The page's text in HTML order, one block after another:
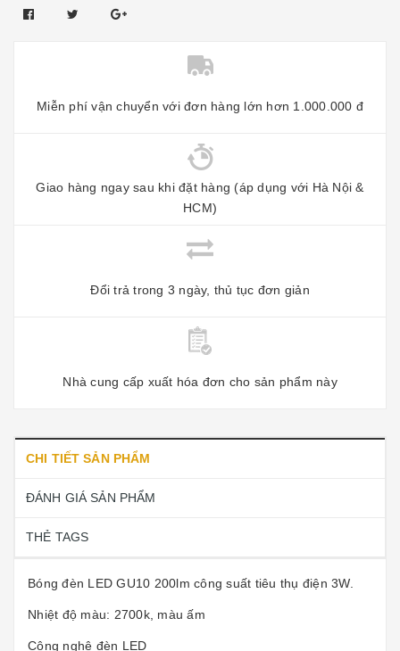
Miễn phí vận chuyển với đơn hàng lớn hơn 1.000.000 đ
Giao hàng ngay sau khi đặt hàng (áp dụng với Hà Nội &
HCM)
Đổi trả trong 3 ngày, thủ tục đơn giản
Nhà cung cấp xuất hóa đơn cho sản phẩm này
CHI TIẾT SẢN PHẨM
ĐÁNH GIÁ SẢN PHẨM
THẺ TAGS
Bóng đèn LED GU10 200lm công suất tiêu thụ điện 3W.
Nhiệt độ màu: 2700k, màu ấm
Công nghệ đèn LED